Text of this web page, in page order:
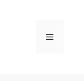
메